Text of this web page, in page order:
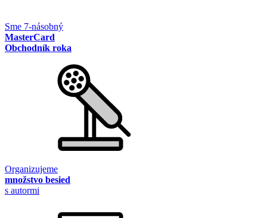
Sme 7-násobný
MasterCard
Obchodník roka
Organizujeme
množstvo besied
s autormi